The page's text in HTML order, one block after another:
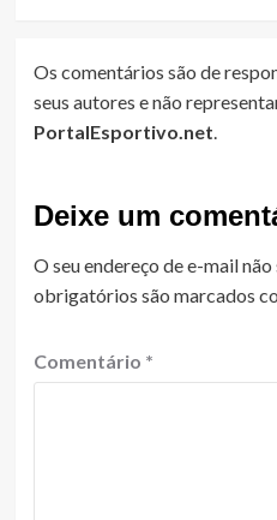
Os comentários são de
seus autores e não
PortalEsportivo.net.
Deixe um
O seu endereço de e-mail
obrigatórios são marcados
Comentário *